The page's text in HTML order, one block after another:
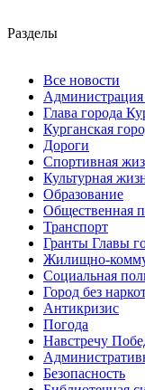
Разделы
Все новости
Администрация
Глава города
Курганская
Дороги
Спортивная
Культурная
Образование
Общественная
Транспорт
Гранты Главы
Жилищно-
Социальная
Город без
Антикризис
Погода
Навстречу
Безопасность